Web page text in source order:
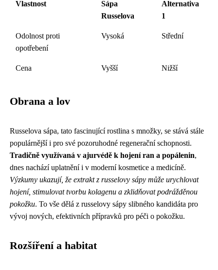
Vlastnost
Sápa
Russelova
Alternativa
1
Odolnost proti
opotřebení
Vysoká Střední
Cena Vyšší Nižší
Obrana a lov
Russelova sápa, tato fascinující rostlina s množky, se stává stále
populárnější i pro své pozoruhodné regenerační schopnosti.
Tradičně využívaná v ajurvédě k hojení ran a popálenin,
dnes nachází uplatnění i v moderní kosmetice a medicíně.
Výzkumy ukazují, že extrakt z russelovy sápy může urychlovat
hojení, stimulovat tvorbu kolagenu a zklidňovat podrážděnou
pokožku. To vše dělá z russelovy sápy slibného kandidáta pro
vývoj nových, efektivních přípravků pro péči o pokožku.
Rozšíření a habitat